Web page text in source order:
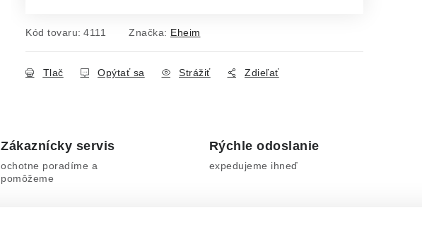
Kód tovaru: 4111 Značka: Eheim
Tlač Opýtať sa Strážiť Zdieľať
Zákaznícky servis
ochotne poradíme a
pomôžeme
Rýchle odoslanie
expedujeme ihneď